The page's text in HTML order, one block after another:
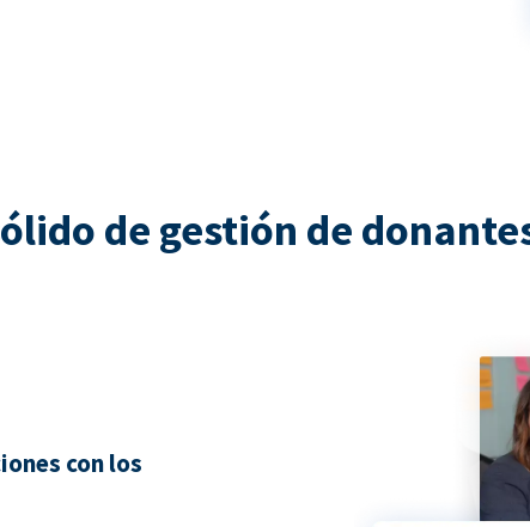
de gestión de
con los